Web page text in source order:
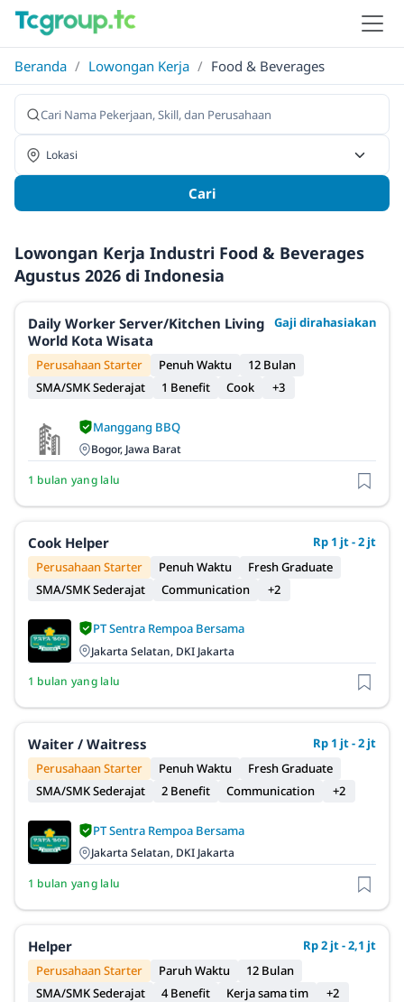
Beranda / Lowongan Kerja / Food & Beverages
Cari
Lowongan Kerja Industri Food & Beverages
Agustus 2026 di Indonesia
Daily Worker Server/Kitchen Living
World Kota Wisata
Gaji dirahasiakan
Perusahaan Starter Penuh Waktu
12 Bulan
SMA/SMK Sederajat
1 Benefit Cook +3
Manggang BBQ
Bogor, Jawa Barat
1 bulan yang lalu
Cook Helper
Rp 1 jt - 2 jt
Perusahaan Starter
Penuh Waktu
Fresh Graduate
SMA/SMK Sederajat
Communication +2
PT Sentra Rempoa Bersama
Jakarta Selatan, DKI Jakarta
1 bulan yang lalu
Waiter / Waitress
Rp 1 jt - 2 jt
Perusahaan Starter
Penuh Waktu
Fresh Graduate
SMA/SMK Sederajat
2 Benefit Communication +2
PT Sentra Rempoa Bersama
Jakarta Selatan, DKI Jakarta
1 bulan yang lalu
Helper
Rp 2 jt - 2,1 jt
Perusahaan Starter
Paruh Waktu
12 Bulan
SMA/SMK Sederajat
4 Benefit Kerja sama tim +2